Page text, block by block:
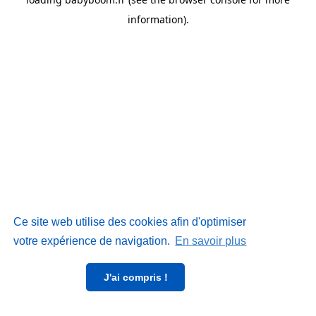
Ce site web utilise des cookies afin d'optimiser
votre expérience de navigation. En savoir plus
J'ai compris !
information).